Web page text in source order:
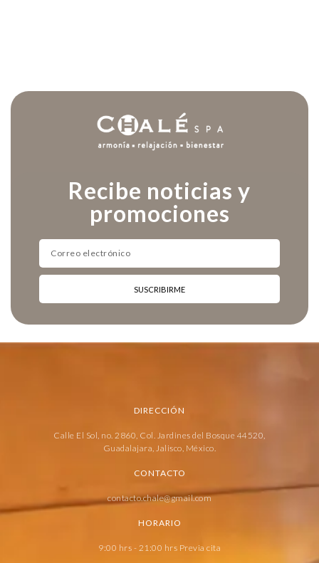
Recibe noticias y
promociones
SUSCRIBIRME
DIRECCIÓN
Calle El Sol, no. 2860, Col. Jardines del Bosque 44520,
Guadalajara, Jalisco, México.
CONTACTO
contacto.chale@gmail.com
HORARIO
9:00 hrs - 21:00 hrs Previa cita